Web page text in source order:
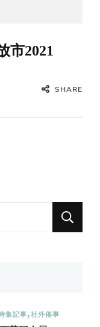
市2021
SHARE
集記事 社外催事